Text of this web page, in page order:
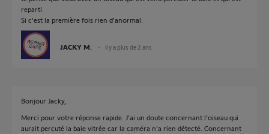
reparti.
Si c'est la première fois rien d'anormal.
JACKY M. il y a plus de 2 ans
Bonjour Jacky,
Merci pour votre réponse rapide. J’ai un doute concernant l’oiseau qui
aurait percuté la baie vitrée car la caméra n’a rien détecté. Concernant